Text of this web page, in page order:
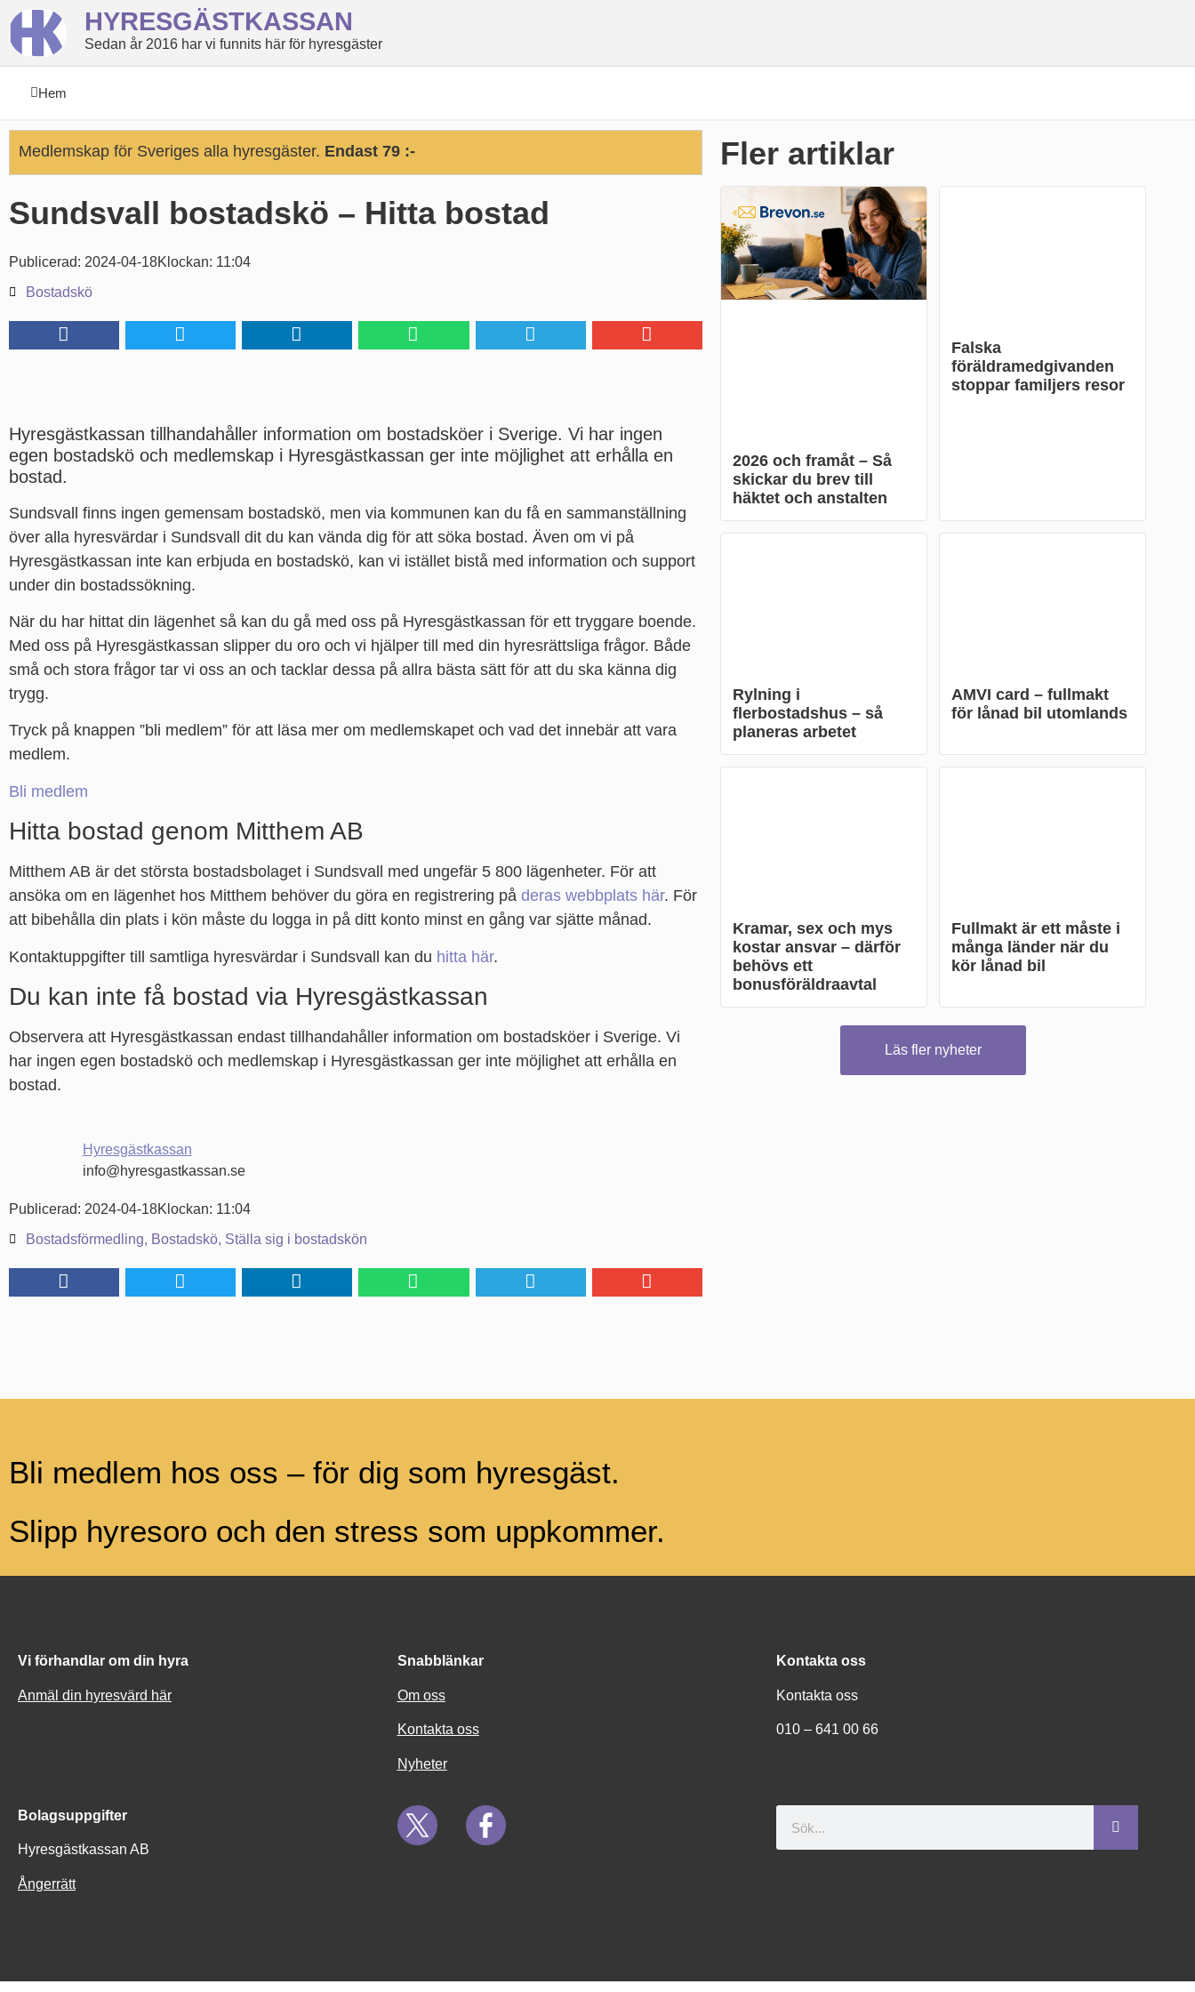
HYRESGÄSTKASSAN
Sedan år 2016 har vi funnits här för hyresgäster
Hem
Medlemskap för Sveriges alla hyresgäster. Endast 79 :-
Sundsvall bostadskö – Hitta bostad
Publicerad: 2024-04-18Klockan: 11:04
Bostadskö
Hyresgästkassan tillhandahåller information om bostadsköer i Sverige. Vi har ingen
egen bostadskö och medlemskap i Hyresgästkassan ger inte möjlighet att erhålla en
bostad.
Sundsvall finns ingen gemensam bostadskö, men via kommunen kan du få en sammanställning
över alla hyresvärdar i Sundsvall dit du kan vända dig för att söka bostad. Även om vi på
Hyresgästkassan inte kan erbjuda en bostadskö, kan vi istället bistå med information och support
under din bostadssökning.
När du har hittat din lägenhet så kan du gå med oss på Hyresgästkassan för ett tryggare boende.
Med oss på Hyresgästkassan slipper du oro och vi hjälper till med din hyresrättsliga frågor. Både
små och stora frågor tar vi oss an och tacklar dessa på allra bästa sätt för att du ska känna dig
trygg.
Tryck på knappen ”bli medlem” för att läsa mer om medlemskapet och vad det innebär att vara
medlem.
Bli medlem
Hitta bostad genom Mitthem AB
Mitthem AB är det största bostadsbolaget i Sundsvall med ungefär 5 800 lägenheter. För att
ansöka om en lägenhet hos Mitthem behöver du göra en registrering på deras webbplats här. För
att bibehålla din plats i kön måste du logga in på ditt konto minst en gång var sjätte månad.
Kontaktuppgifter till samtliga hyresvärdar i Sundsvall kan du hitta här.
Du kan inte få bostad via Hyresgästkassan
Observera att Hyresgästkassan endast tillhandahåller information om bostadsköer i Sverige. Vi
har ingen egen bostadskö och medlemskap i Hyresgästkassan ger inte möjlighet att erhålla en
bostad.
Hyresgästkassan
info@hyresgastkassan.se
Publicerad: 2024-04-18Klockan: 11:04
Bostadsförmedling, Bostadskö, Ställa sig i bostadskön
Fler artiklar
2026 och framåt – Så
skickar du brev till
häktet och anstalten
Falska
föräldramedgivanden
stoppar familjers resor
Rylning i
flerbostadshus – så
planeras arbetet
AMVI card – fullmakt
för lånad bil utomlands
Kramar, sex och mys
kostar ansvar – därför
behövs ett
bonusföräldraavtal
Fullmakt är ett måste i
många länder när du
kör lånad bil
Läs fler nyheter
Bli medlem hos oss – för dig som hyresgäst.
Slipp hyresoro och den stress som uppkommer.
Vi förhandlar om din hyra
Anmäl din hyresvärd här
Snabblänkar
Om oss
Kontakta oss
Nyheter
Kontakta oss
Kontakta oss
010 – 641 00 66
Bolagsuppgifter
Hyresgästkassan AB
Ångerrätt